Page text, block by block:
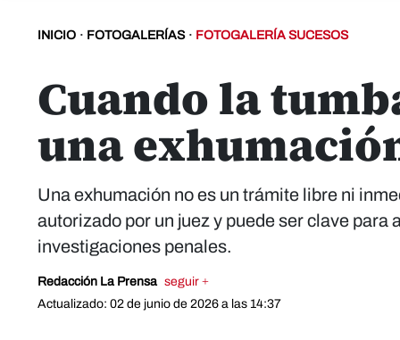
INICIO · FOTOGALERÍAS · FOTOGALERÍA SUCESOS
Cuando la
una
Una exhumación no es un trámite libre ni
autorizado por un juez y puede ser clave
investigaciones penales.
Redacción La Prensa seguir +
Actualizado: 02 de junio de 2026 a las 14:37